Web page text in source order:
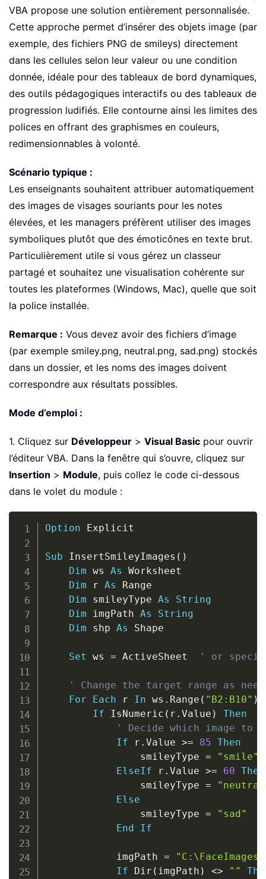
VBA propose une solution entièrement personnalisée.
Cette approche permet d’insérer des objets image (par
exemple, des fichiers PNG de smileys) directement
dans les cellules selon leur valeur ou une condition
donnée, idéale pour des tableaux de bord dynamiques,
des outils pédagogiques interactifs ou des tableaux de
progression ludifiés. Elle contourne ainsi les limites des
polices en offrant des graphismes en couleurs,
redimensionnables à volonté.
Scénario typique :
Les enseignants souhaitent attribuer automatiquement
des images de visages souriants pour les notes
élevées, et les managers préfèrent utiliser des images
symboliques plutôt que des émoticônes en texte brut.
Particulièrement utile si vous gérez un classeur
partagé et souhaitez une visualisation cohérente sur
toutes les plateformes (Windows, Mac), quelle que soit
la police installée.
Remarque : Vous devez avoir des fichiers d’image
(par exemple smiley.png, neutral.png, sad.png) stockés
dans un dossier, et les noms des images doivent
correspondre aux résultats possibles.
Mode d’emploi :
1. Cliquez sur Développeur > Visual Basic pour ouvrir
l’éditeur VBA. Dans la fenêtre qui s’ouvre, cliquez sur
Insertion > Module, puis collez le code ci-dessous
dans le volet du module :
Option Explicit
Sub InsertSmileyImages ( )
Dim ws As Worksheet
Dim r As Range
Dim smileyType As
String
Dim imgPath As
String
Dim shp As Shape
Set ws = ActiveSheet ' or
' Change the target range as
For
Each r In ws . Range ( "B2:B10" )
If IsNumeric ( r . Value )
Then
' Decide which image to
If r . Value >= 85 Then
                smileyType
=
"smile"
ElseIf r . Value >= 60 Then
                smileyType
=
Else
                smileyType
=
"sad"
End
If
            imgPath
=
If Dir ( imgPath ) <> ""